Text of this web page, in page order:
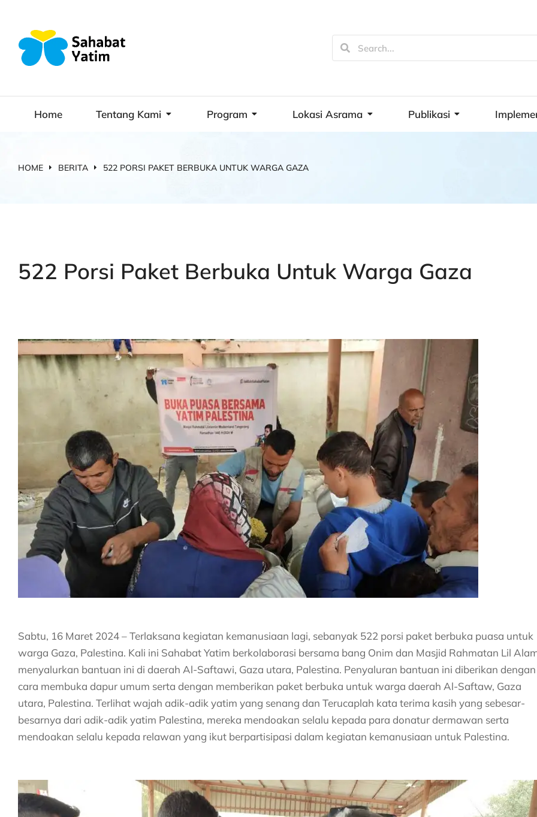
Home Tentang Kami Program Lokasi Asrama Publikasi
You are here:
HOME BERITA 522 PORSI PAKET BERBUKA UNTUK WARGA GAZA
522 Porsi Paket Berbuka Untuk Warga Gaza
Sabtu, 16 Maret 2024 – Terlaksana kegiatan kemanusiaan lagi, sebanyak 522 porsi paket berbuka puasa untuk
warga Gaza, Palestina. Kali ini Sahabat Yatim berkolaborasi bersama bang Onim dan Masjid Rahmatan Lil
menyalurkan bantuan ini di daerah Al-Saftawi, Gaza utara, Palestina. Penyaluran bantuan ini diberikan dengan
cara membuka dapur umum serta dengan memberikan paket berbuka untuk warga daerah Al-Saftaw, Gaza
utara, Palestina. Terlihat wajah adik-adik yatim yang senang dan Terucaplah kata terima kasih yang sebesar-
besarnya dari adik-adik yatim Palestina, mereka mendoakan selalu kepada para donatur dermawan serta
mendoakan selalu kepada relawan yang ikut berpartisipasi dalam kegiatan kemanusiaan untuk Palestina.